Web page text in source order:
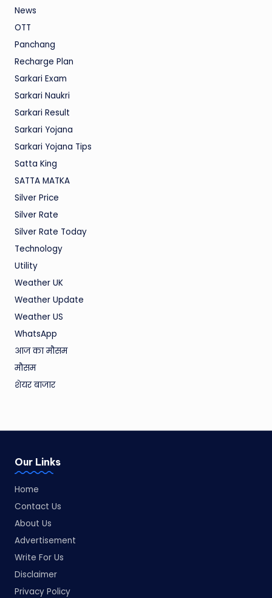
News
OTT
Panchang
Recharge Plan
Sarkari Exam
Sarkari Naukri
Sarkari Result
Sarkari Yojana
Sarkari Yojana Tips
Satta King
SATTA MATKA
Silver Price
Silver Rate
Silver Rate Today
Technology
Utility
Weather UK
Weather Update
Weather US
WhatsApp
आज का मौसम
मौसम
शेयर बाजार
Our Links
Home
Contact Us
About Us
Advertisement
Write For Us
Disclaimer
Privacy Policy